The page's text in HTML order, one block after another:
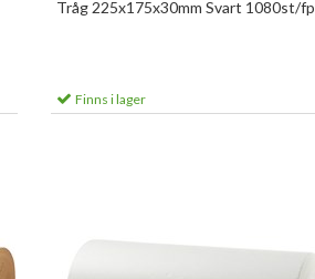
Tråg 225x175x30mm Svart 1080st/fp
Finns i lager